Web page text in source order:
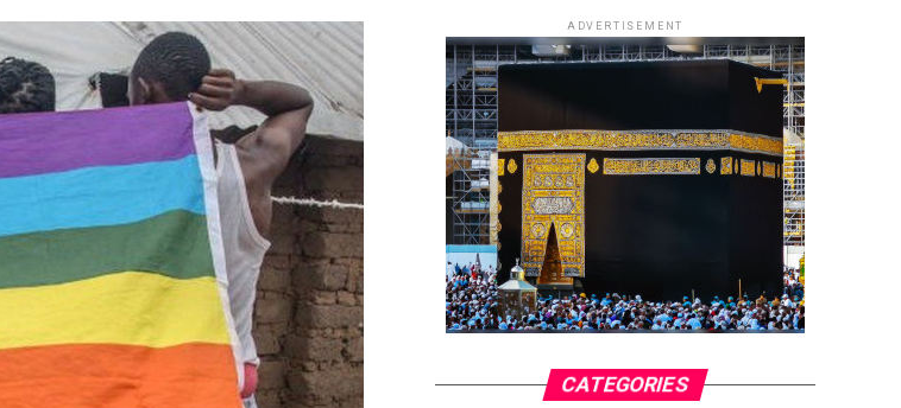
ADVERTISEMENT
CATEGORIES